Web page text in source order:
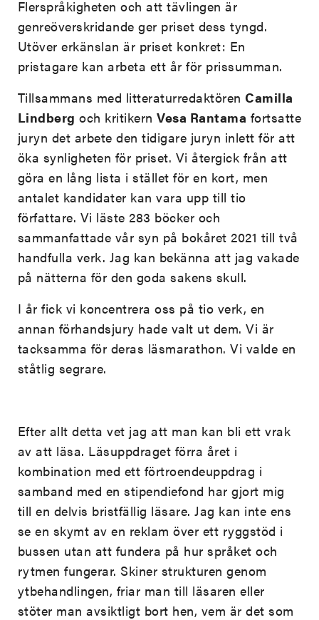
Flerspråkigheten och att tävlingen är
genreöverskridande ger priset dess tyngd.
Utöver erkänslan är priset konkret: En
pristagare kan arbeta ett år för prissumman.
Tillsammans med litteraturredaktörenCamilla
Lindberg och kritikernVesa Rantama fortsatte
juryn det arbete den tidigare juryn inlett för att
öka synligheten för priset. Vi återgick från att
göra en lång lista i stället för en kort, men
antalet kandidater kan vara upp till tio
författare. Vi läste 283 böcker och
sammanfattade vår syn på bokåret 2021 till två
handfulla verk. Jag kan bekänna att jag vakade
på nätterna för den goda sakens skull.
I år fick vi koncentrera oss på tio verk, en
annan förhandsjury hade valt ut dem. Vi är
tacksamma för deras läsmarathon. Vi valde en
ståtlig segrare.
Efter allt detta vet jag att man kan bli ett vrak
av att läsa. Läsuppdraget förra året i
kombination med ett förtroendeuppdrag i
samband med en stipendiefond har gjort mig
till en delvis bristfällig läsare. Jag kan inte ens
se en skymt av en reklam över ett ryggstöd i
bussen utan att fundera på hur språket och
rytmen fungerar. Skiner strukturen genom
ytbehandlingen, friar man till läsaren eller
stöter man avsiktligt bort hen, vem är det som